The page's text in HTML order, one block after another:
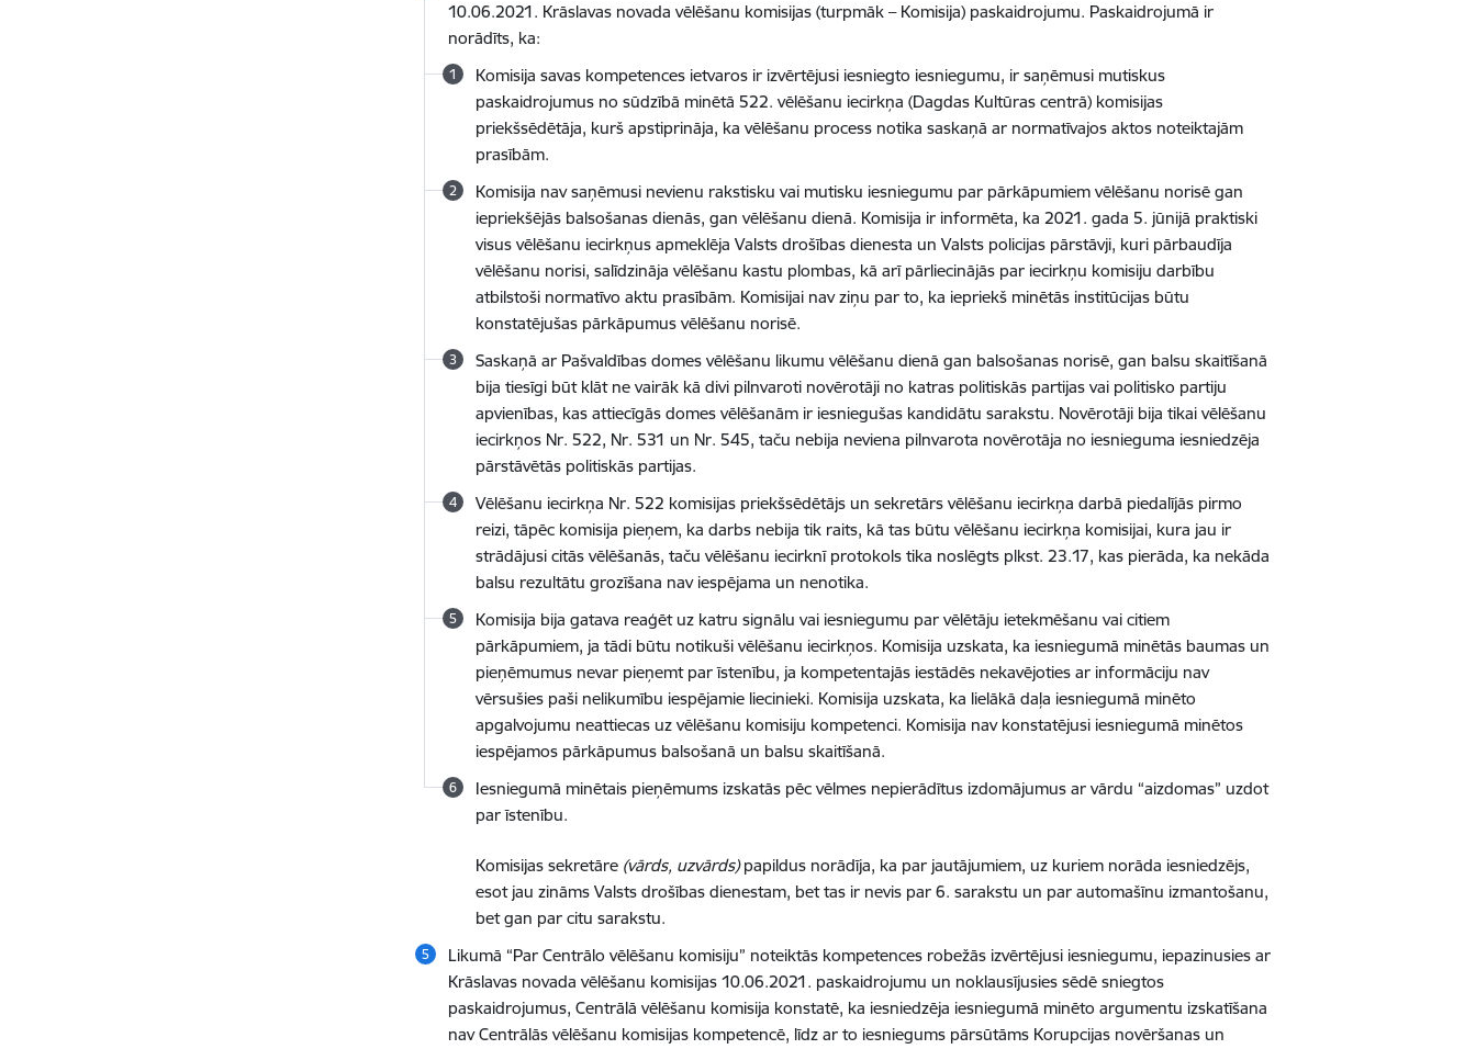
10.06.2021. Krāslavas novada vēlēšanu komisijas (turpmāk – Komisija) paskaidrojumu. Paskaidrojumā ir
norādīts, ka:
Komisija savas kompetences ietvaros ir izvērtējusi iesniegto iesniegumu, ir saņēmusi mutiskus
paskaidrojumus no sūdzībā minētā 522. vēlēšanu iecirkņa (Dagdas Kultūras centrā) komisijas
priekšsēdētāja, kurš apstiprināja, ka vēlēšanu process notika saskaņā ar normatīvajos aktos noteiktajām
prasībām.
Komisija nav saņēmusi nevienu rakstisku vai mutisku iesniegumu par pārkāpumiem vēlēšanu norisē gan
iepriekšējās balsošanas dienās, gan vēlēšanu dienā. Komisija ir informēta, ka 2021. gada 5. jūnijā praktiski
visus vēlēšanu iecirkņus apmeklēja Valsts drošības dienesta un Valsts policijas pārstāvji, kuri pārbaudīja
vēlēšanu norisi, salīdzināja vēlēšanu kastu plombas, kā arī pārliecinājās par iecirkņu komisiju darbību
atbilstoši normatīvo aktu prasībām. Komisijai nav ziņu par to, ka iepriekš minētās institūcijas būtu
konstatējušas pārkāpumus vēlēšanu norisē.
Saskaņā ar Pašvaldības domes vēlēšanu likumu vēlēšanu dienā gan balsošanas norisē, gan balsu skaitīšanā
bija tiesīgi būt klāt ne vairāk kā divi pilnvaroti novērotāji no katras politiskās partijas vai politisko partiju
apvienības, kas attiecīgās domes vēlēšanām ir iesniegušas kandidātu sarakstu. Novērotāji bija tikai vēlēšanu
iecirkņos Nr. 522, Nr. 531 un Nr. 545, taču nebija neviena pilnvarota novērotāja no iesnieguma iesniedzēja
pārstāvētās politiskās partijas.
Vēlēšanu iecirkņa Nr. 522 komisijas priekšsēdētājs un sekretārs vēlēšanu iecirkņa darbā piedalījās pirmo
reizi, tāpēc komisija pieņem, ka darbs nebija tik raits, kā tas būtu vēlēšanu iecirkņa komisijai, kura jau ir
strādājusi citās vēlēšanās, taču vēlēšanu iecirknī protokols tika noslēgts plkst. 23.17, kas pierāda, ka nekāda
balsu rezultātu grozīšana nav iespējama un nenotika.
Komisija bija gatava reaģēt uz katru signālu vai iesniegumu par vēlētāju ietekmēšanu vai citiem
pārkāpumiem, ja tādi būtu notikuši vēlēšanu iecirkņos. Komisija uzskata, ka iesniegumā minētās baumas un
pieņēmumus nevar pieņemt par īstenību, ja kompetentajās iestādēs nekavējoties ar informāciju nav
vērsušies paši nelikumību iespējamie liecinieki. Komisija uzskata, ka lielākā daļa iesniegumā minēto
apgalvojumu neattiecas uz vēlēšanu komisiju kompetenci. Komisija nav konstatējusi iesniegumā minētos
iespējamos pārkāpumus balsošanā un balsu skaitīšanā.
Iesniegumā minētais pieņēmums izskatās pēc vēlmes nepierādītus izdomājumus ar vārdu “aizdomas” uzdot
par īstenību.
Komisijas sekretāre (vārds, uzvārds)papildus norādīja, ka par jautājumiem, uz kuriem norāda iesniedzējs,
esot jau zināms Valsts drošības dienestam, bet tas ir nevis par 6. sarakstu un par automašīnu izmantošanu,
bet gan par citu sarakstu.
Likumā “Par Centrālo vēlēšanu komisiju” noteiktās kompetences robežās izvērtējusi iesniegumu, iepazinusies ar
Krāslavas novada vēlēšanu komisijas 10.06.2021. paskaidrojumu un noklausījusies sēdē sniegtos
paskaidrojumus, Centrālā vēlēšanu komisija konstatē, ka iesniedzēja iesniegumā minēto argumentu izskatīšana
nav Centrālās vēlēšanu komisijas kompetencē, līdz ar to iesniegums pārsūtāms Korupcijas novēršanas un